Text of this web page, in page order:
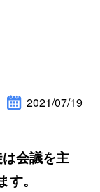
2021/07/19
会議を主
。